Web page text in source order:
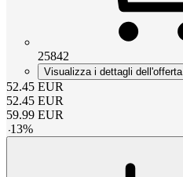
25842
Visualizza i dettagli dell'offerta
52.45 EUR
52.45 EUR
59.99 EUR
-13%